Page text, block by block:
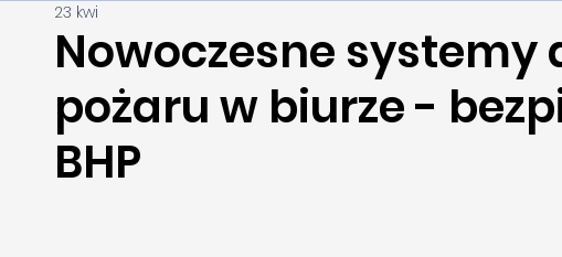
Pierwsza pomoc
Nowoczesne systemy
pożaru w biurze -
BHP
23 kwi